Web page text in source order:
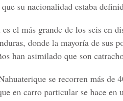
su nacionalidad estaba
es el más grande de los seis en
donde la mayoría de sus
han asimilado que son
se recorren más de
en carro particular se hace en